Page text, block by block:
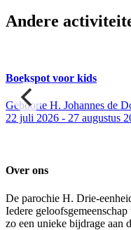
Andere
Boekspot voor kids
Geboorte H. Johannes de
22 juli 2026 - 27 augustus
Over ons
De parochie H. Drie-
Iedere
zo een unieke bijdrage aan